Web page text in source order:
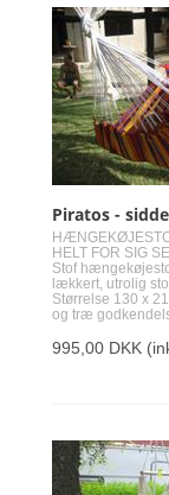
Piratos -
HELT FOR SIG
Stof
lækkert, utrolig
Størrelse 130 x
og træ
995,00 DKK